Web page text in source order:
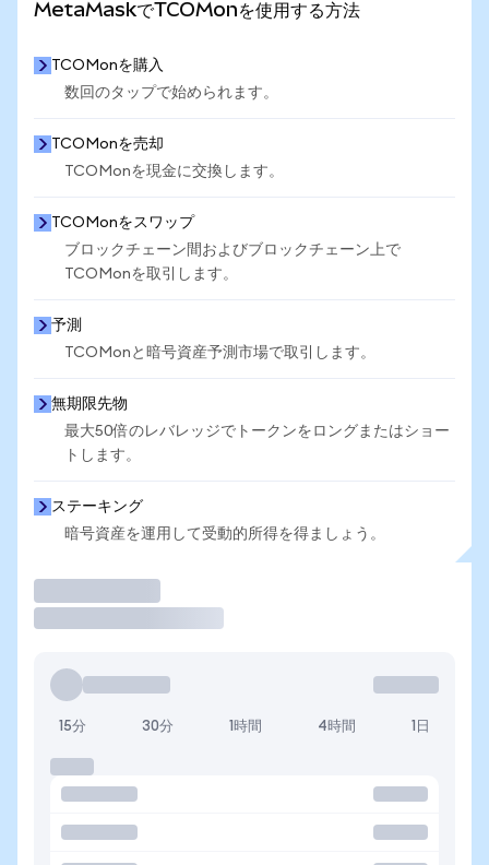
MetaMaskでTCOMonを使用する方法
TCOMonを購入
数回のタップで始められます。
TCOMonを売却
TCOMonを現金に交換します。
TCOMonをスワップ
ブロックチェーン間およびブロックチェーン上で
TCOMonを取引します。
予測
TCOMonと暗号資産予測市場で取引します。
無期限先物
最大50倍のレバレッジでトークンをロングまたはショー
トします。
ステーキング
暗号資産を運用して受動的所得を得ましょう。
15分 30分 1時間 4時間 1日